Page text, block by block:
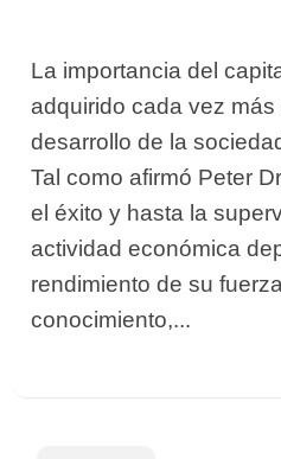
La importancia del
adquirido cada vez más
desarrollo de la
Tal como afirmó Peter
el éxito y hasta la
actividad económica
rendimiento de su
conocimiento,...